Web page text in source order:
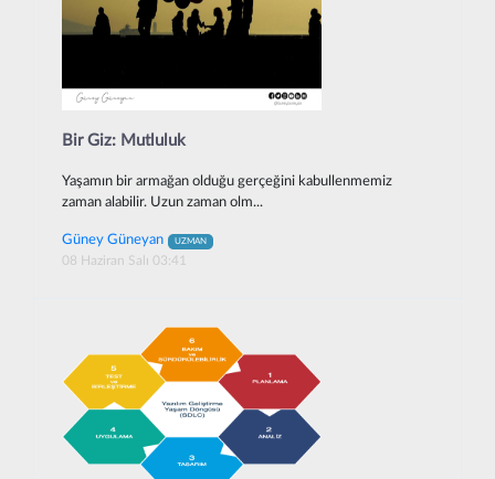
Bir Giz: Mutluluk
Yaşamın bir armağan olduğu gerçeğini kabullenmemiz
zaman alabilir. Uzun zaman olm...
Güney Güneyan UZMAN
08 Haziran Salı 03:41